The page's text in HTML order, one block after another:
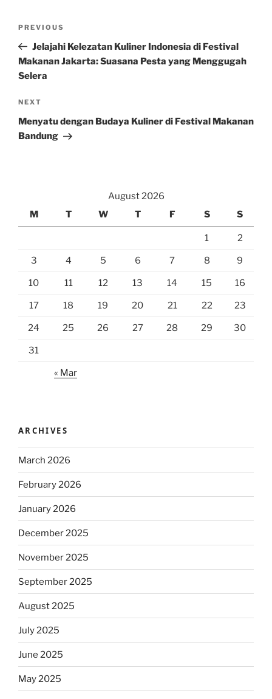
Previous
Post
PREVIOUS
Jelajahi Kelezatan Kuliner Indonesia di Festival
Makanan Jakarta: Suasana Pesta yang Menggugah
Selera
Next
Post
NEXT
Menyatu dengan Budaya Kuliner di Festival Makanan
Bandung
August 2026
M
T W T F S S
1 2
3 4 5 6 7 8 9
10 11 12 13 14 15 16
17 18 19 20 21 22 23
24 25 26 27 28 29 30
31
« Mar
ARCHIVES
March 2026
February 2026
January 2026
December 2025
November 2025
September 2025
August 2025
July 2025
June 2025
May 2025